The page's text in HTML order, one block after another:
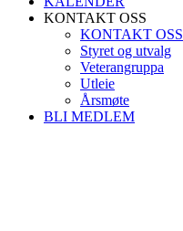
KONTAKT OSS
KONTAKT OSS
Styret og utvalg
Veterangruppa
Utleie
Årsmøte
BLI MEDLEM